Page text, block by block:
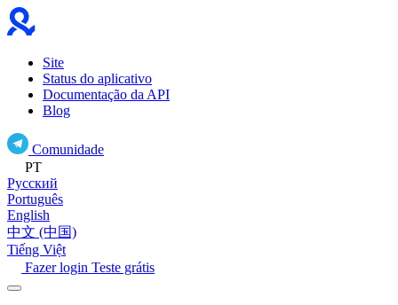
Site
Status do aplicativo
Documentação da API
Blog
Comunidade
PT
Русский
Português
English
中文 (中国)
Tiếng Việt
Fazer login Teste grátis